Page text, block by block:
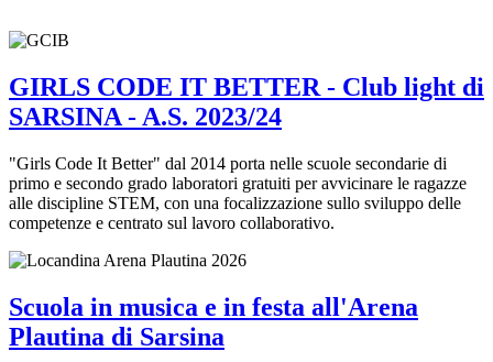
GIRLS CODE IT BETTER - Club light di
SARSINA - A.S. 2023/24
"Girls Code It Better" dal 2014 porta nelle scuole secondarie di
primo e secondo grado laboratori gratuiti per avvicinare le ragazze
alle discipline STEM, con una focalizzazione sullo sviluppo delle
competenze e centrato sul lavoro collaborativo.
Scuola in musica e in festa all'Arena
Plautina di Sarsina